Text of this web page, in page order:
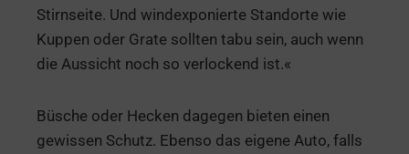
Stirnseite. Und windexponierte Standorte wie
Kuppen oder Grate sollten tabu sein, auch wenn
die Aussicht noch so verlockend ist.«
Büsche oder Hecken dagegen bieten einen
gewissen Schutz. Ebenso das eigene Auto, falls